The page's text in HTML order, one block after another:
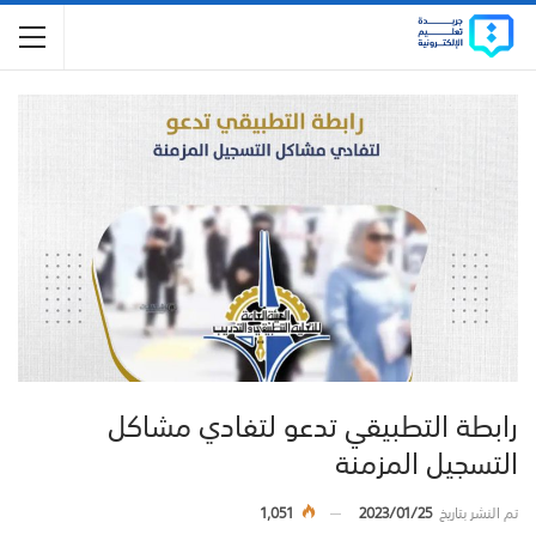
رابطة التطبيقي تدعو لتفادي مشاكل
التسجيل المزمنة
تم النشر بتاريخ2023/01/25
1,051